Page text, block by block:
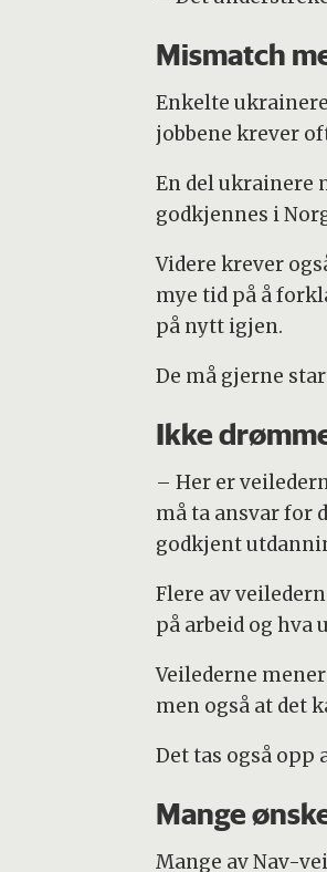
Mismatch
Enkelte
jobbene krever
En del ukrainere
godkjennes i
Videre krever
mye tid på å
på nytt igjen.
De må gjerne
Ikke
– Her er
må ta ansvar for
godkjent
Flere av
på arbeid og hva
Veilederne
men også at det
Det tas også opp
Mange
Mange av Nav-